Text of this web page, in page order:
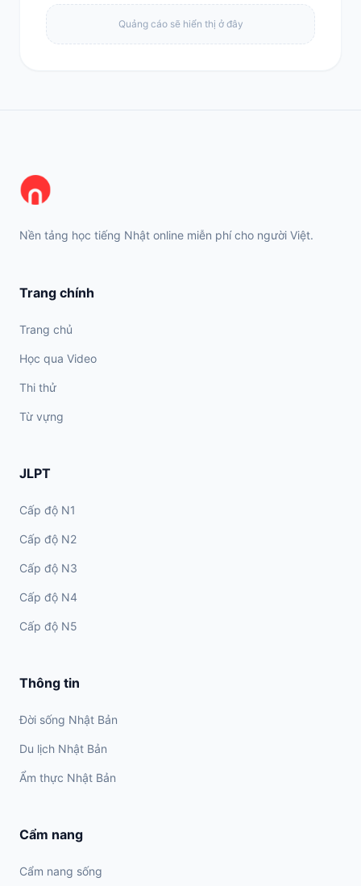
Quảng cáo sẽ hiển thị ở đây
Nền tảng học tiếng Nhật online miễn phí cho người Việt.
Trang chính
Trang chủ
Học qua Video
Thi thử
Từ vựng
JLPT
Cấp độ N1
Cấp độ N2
Cấp độ N3
Cấp độ N4
Cấp độ N5
Thông tin
Đời sống Nhật Bản
Du lịch Nhật Bản
Ẩm thực Nhật Bản
Cẩm nang
Cẩm nang sống